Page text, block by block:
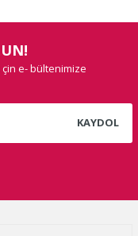
e- bültenimize
KAYDOL